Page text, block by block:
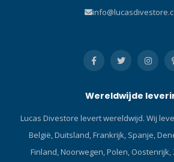
Stretch
sleutel
Klik
over
Wereldwijde
Lucas Divestore levert wereldwijd. Wij
België, Duitsland, Frankrijk, Spanje,
Finland, Noorwegen, Polen,